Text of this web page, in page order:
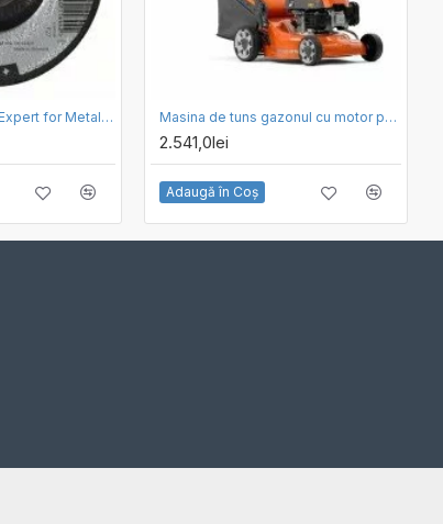
Disc de degrosare Expert for Metal cu degajare Bosch 125 x 6.0 Masina de tuns gazonul cu motor pe benzina HUSQVARNA LC 140 SP
2.541,0lei
Adaugă în Coş